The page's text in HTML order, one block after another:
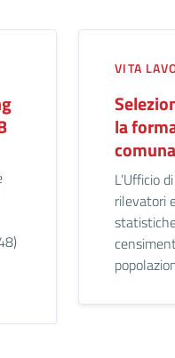
VITA
la
L’Ufficio
rilevatori